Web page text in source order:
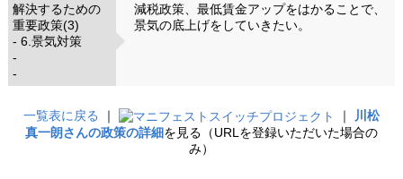
解決するための
重要政策(3)
- 6.景気対策
-
-
減税政策、最低賃金アップをはかることで、
景気の底上げをしていきたい。
一覧表に戻る ｜ ｜
川松
真一朗さんの政策の詳細を見る（URLを登録いただいた場合の
み）